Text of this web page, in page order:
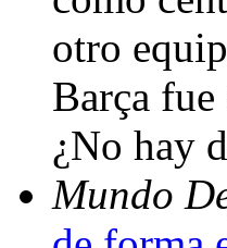
otro
Barça fue
¿No hay
Mundo